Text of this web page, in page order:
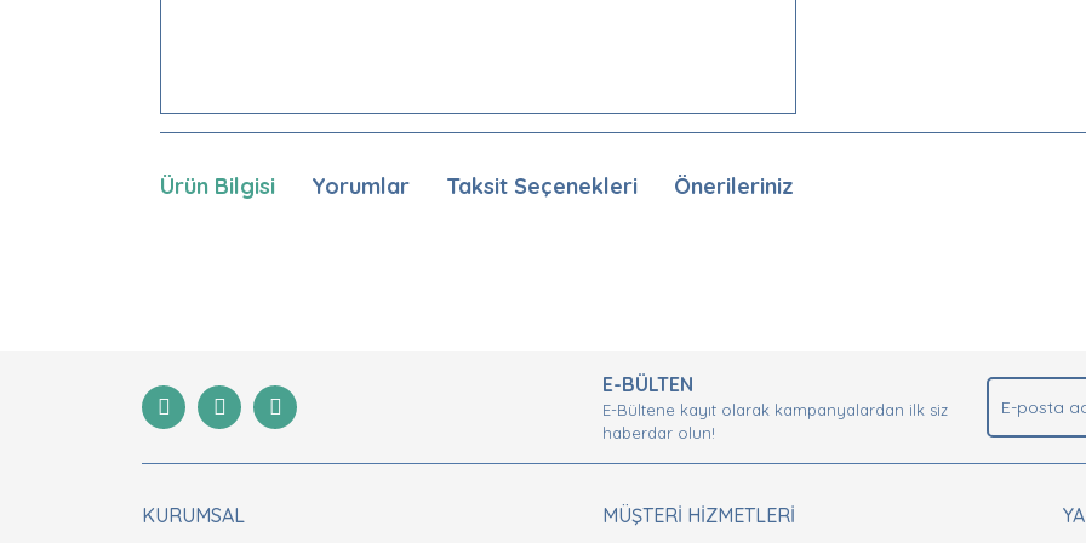
Ürün Bilgisi Yorumlar Taksit Seçenekleri Önerileriniz
Ürün açıklamasında eksik bilgiler bulunuyor.
Bu ürüne benzer farklı alternatifler olmalı.
E-BÜLTEN
E-Bültene kayıt olarak kampanyalardan ilk siz
haberdar olun!
KURUMSAL MÜŞTERİ HİZMETLERİ